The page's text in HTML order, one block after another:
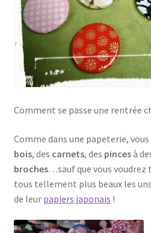
Comment se passe une rentrée
Comme dans une papeterie,
bois, des carnets, des pincesà
broches…sauf que vous voudrez
tous tellement plus beaux les
de leur papiers japonais !